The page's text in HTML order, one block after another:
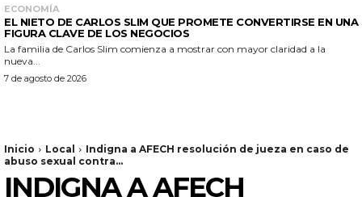
ECONOMÍA
EL NIETO DE CARLOS SLIM QUE PROMETE CONVERTIRSE EN UNA
FIGURA CLAVE DE LOS NEGOCIOS
La familia de Carlos Slim comienza a mostrar con mayor claridad a la
nueva...
7 de agosto de 2026